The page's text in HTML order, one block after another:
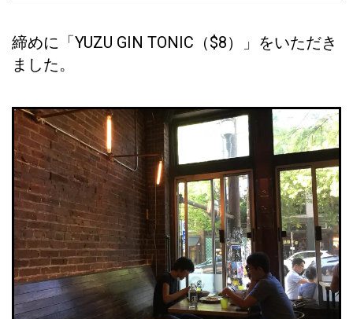
締めに「YUZU GIN TONIC（$8）」をいただき
ました。